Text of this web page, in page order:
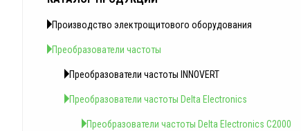
Производство электрощитового оборудования
Преобразователи частоты
Преобразователи частоты INNOVERT
Преобразователи частоты Delta Electronics
Преобразователи частоты Delta Electronics C2000